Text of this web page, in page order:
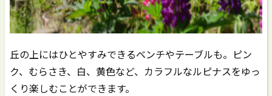
丘の上にはひとやすみできるベンチやテーブルも。ピン
ク、むらさき、白、黄色など、カラフルなルピナスをゆっ
くり楽しむことができます。